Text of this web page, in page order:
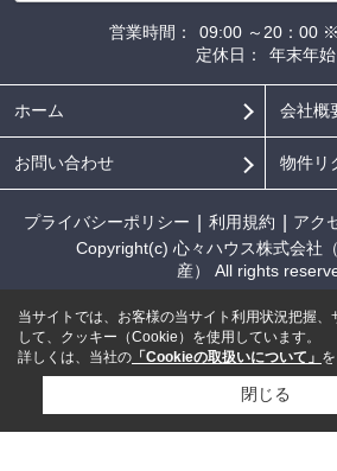
営業時間：
09:00 ～20：00
定休日：
年末年始
ホーム 会社概
お問い合わせ 物件リ
プライバシーポリシー 利用規約 アク
Copyright(c) 心々ハウス株式会社
産） All rights
当サイトでは、お客様の当サイト利用状況把握、
して、クッキー（Cookie）を使用しています。
詳しくは、当社の 「Cookieの取扱いについて」
閉じる